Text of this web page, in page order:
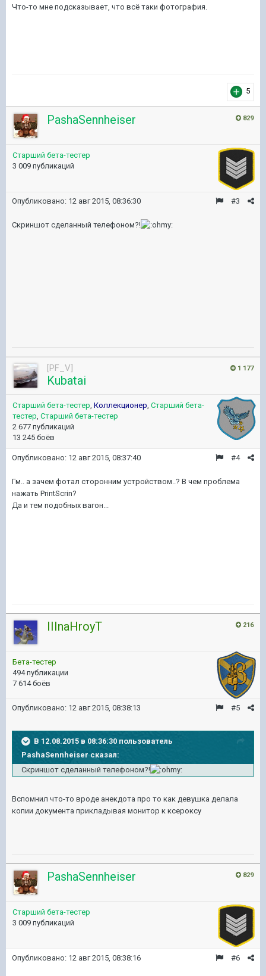
Что-то мне подсказывает, что всё таки фотография.
5
829
PashaSennheiser
Старший бета-тестер
3 009 публикаций
#3
Опубликовано: 12 авг 2015, 08:36:30
Скриншот сделанный телефоном?!
1 177
[PF_V]
Kubatai
Старший бета-тестер Коллекционер Старший бета-
тестер Старший бета-тестер
2 677 публикаций
13 245 боёв
#4
Опубликовано: 12 авг 2015, 08:37:40
Гм.. а зачем фотал сторонним устройством..? В чем проблема
нажать PrintScrin?
Да и тем подобных вагон...
216
IIInaHroyT
Бета-тестер
494 публикации
7 614 боёв
#5
Опубликовано: 12 авг 2015, 08:38:13
В 12.08.2015 в 08:36:30 пользователь
PashaSennheiser сказал:
Скриншот сделанный телефоном?!
Вспомнил что-то вроде анекдота про то как девушка делала
копии документа прикладывая монитор к ксероксу
829
PashaSennheiser
Старший бета-тестер
3 009 публикаций
#6
Опубликовано: 12 авг 2015, 08:38:16